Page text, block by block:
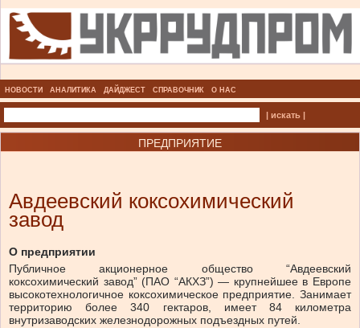
НОВОСТИ АНАЛИТИКА ДАЙДЖЕСТ СПРАВОЧНИК О НАС
| искать |
ПРЕДПРИЯТИЕ
Авдеевский коксохимический
завод
О предприятии
Публичное акционерное общество “Авдеевский
коксохимический завод” (ПАО “АКХЗ”) — крупнейшее в Европе
высокотехнологичное коксохимическое предприятие. Занимает
территорию более 340 гектаров, имеет 84 километра
внутризаводских железнодорожных подъездных путей.